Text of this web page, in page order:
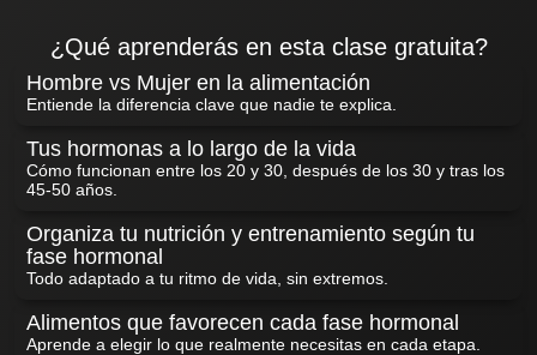
¿Qué aprenderás en esta clase gratuita?
Hombre vs Mujer en la alimentación
Entiende la diferencia clave que nadie te explica.
Tus hormonas a lo largo de la vida
Cómo funcionan entre los 20 y 30, después de los 30 y tras los
45-50 años.
Organiza tu nutrición y entrenamiento según tu
fase hormonal
Todo adaptado a tu ritmo de vida, sin extremos.
Alimentos que favorecen cada fase hormonal
Aprende a elegir lo que realmente necesitas en cada etapa.